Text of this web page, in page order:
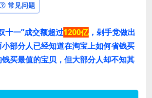
常见问题
十一”成交额超过1200亿，剁手党做出
小部分人已经知道在淘宝上如何省钱买
买最值的宝贝，但大部分人却不知其